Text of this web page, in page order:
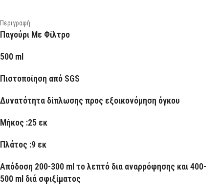
Περιγραφή
Παγούρι Με Φίλτρο
500 ml
Πιστοποίηση από SGS
Δυνατότητα δίπλωσης προς εξοικονόμηση όγκου
Μήκος :25 εκ
Πλάτος :9 εκ
Απόδοση 200-300 ml το λεπτό δια αναρρόφησης και 400-
500 ml διά σφιξίματος